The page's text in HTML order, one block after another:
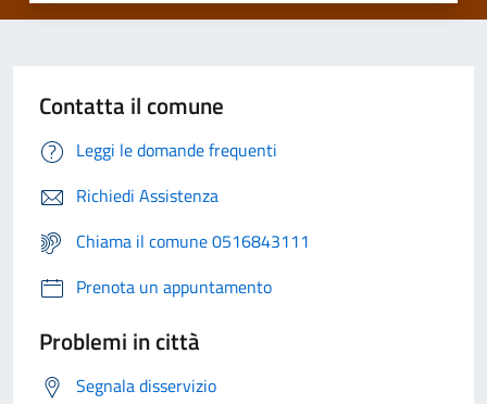
Contatta il comune
Leggi le domande frequenti
Richiedi Assistenza
Chiama il comune 0516843111
Prenota un appuntamento
Problemi in città
Segnala disservizio